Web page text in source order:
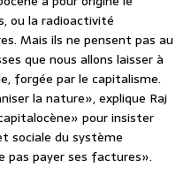
ou la radioactivité
Mais ils ne pensent pas au
que nous allons laisser à
forgée par le capitalisme.
la nature», explique Raj
pour insister
sociale du système
payer ses factures».